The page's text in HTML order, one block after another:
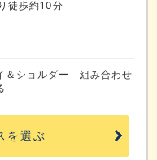
徒歩約10分
ショルダー 組み合わせ
を選ぶ